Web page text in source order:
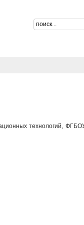
технологий,